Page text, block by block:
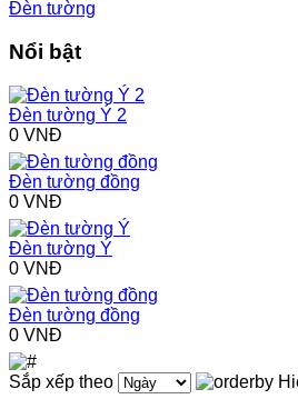
Đèn tường
Nổi bật
Đèn tường Ý 2
0 VNĐ
Đèn tường đồng
0 VNĐ
Đèn tường Ý
0 VNĐ
Đèn tường đồng
0 VNĐ
Sắp xếp theo